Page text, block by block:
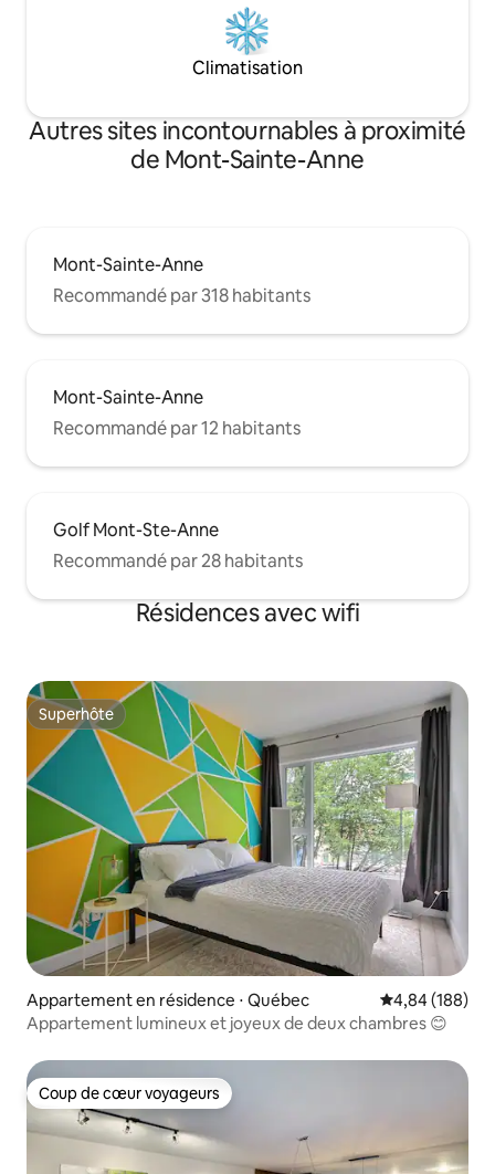
Climatisation
Autres sites incontournables à proximité
de Mont-Sainte-Anne
Mont-Sainte-Anne
Recommandé par 318 habitants
Mont-Sainte-Anne
Recommandé par 12 habitants
Golf Mont-Ste-Anne
Recommandé par 28 habitants
Résidences avec wifi
Superhôte
Superhôte
Appartement en résidence ⋅ Québec Évaluation
4,84 (188)
Appartement lumineux et joyeux de deux chambres 😊
Coup de cœur voyageurs
Coup de cœur voyageurs